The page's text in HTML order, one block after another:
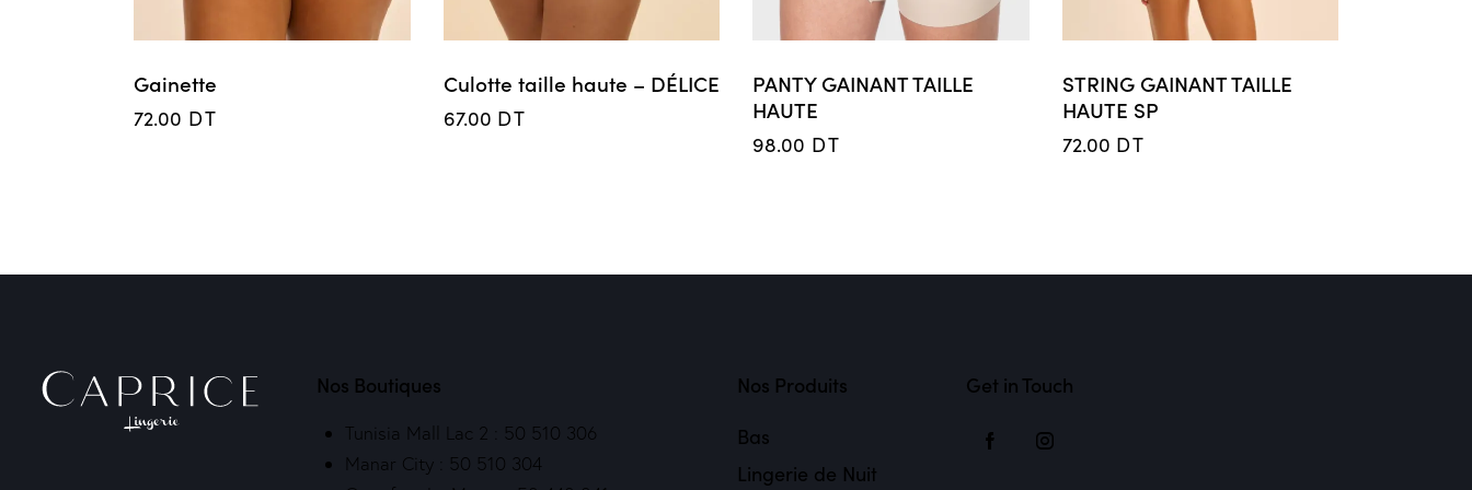
Gainette
72.00 DT
Culotte taille haute – DÉLICE
67.00 DT
PANTY GAINANT TAILLE
HAUTE
98.00 DT
STRING GAINANT TAILLE
HAUTE SP
72.00 DT
Nos Boutiques
Tunisia Mall Lac 2 : 50 510 306
Manar City : 50 510 304
Nos Produits
Bas
Lingerie de Nuit
Get in Touch